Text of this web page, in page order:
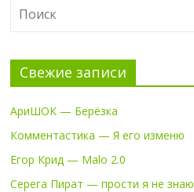
Свежие записи
АриШОК — Берёзка
Комментастика — Я его изменю
Егор Крид — Malo 2.0
Серега Пират — прости я не знаю